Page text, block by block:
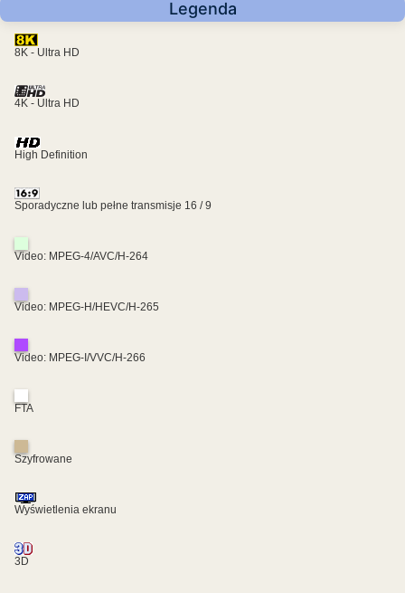
Legenda
8K - Ultra HD
4K - Ultra HD
High Definition
Sporadyczne lub pełne transmisje 16 / 9
Video: MPEG-4/AVC/H-264
Video: MPEG-H/HEVC/H-265
Video: MPEG-I/VVC/H-266
FTA
Szyfrowane
Wyświetlenia ekranu
3D